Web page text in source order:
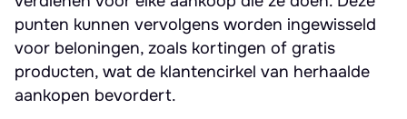
punten kunnen vervolgens worden ingewisseld
voor beloningen, zoals kortingen of gratis
producten, wat de klantencirkel van herhaalde
aankopen bevordert.